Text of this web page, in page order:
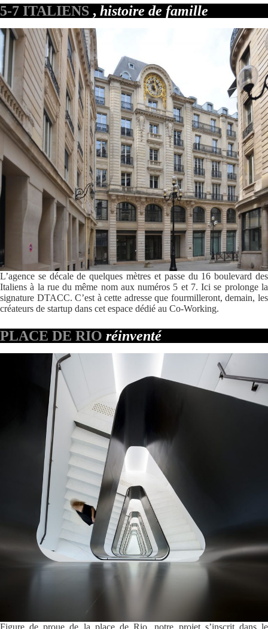
5-7 ITALIENS , histoire de famille
L’agence se décale de quelques mètres et passe du 16 boulevard des
Italiens à la rue du même nom aux numéros 5 et 7. Ici se prolonge la
signature DTACC. C’est à cette adresse que fourmilleront, demain, les
créateurs de startup dans cet espace dédié au Co-Working.
PLACE DE RIO réinventé
Figure de proue de la place de Rio, notre projet s’inscrit dans le